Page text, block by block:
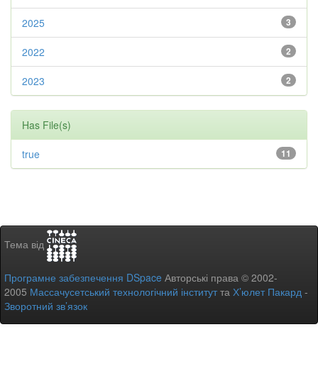
3
2025
2
2022
2
2023
Has File(s)
11
true
Тема від
Програмне забезпечення DSpace Авторські права © 2002-
2005 Массачусетський технологічний інститутта Х’юлет Пакард -
Зворотний зв’язок